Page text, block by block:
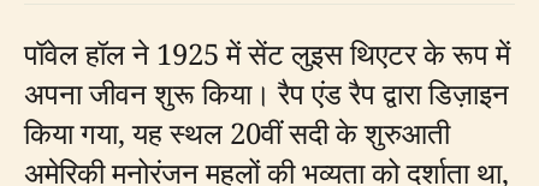
पॉवेल हॉल ने 1925 में सेंट लुइस थिएटर के रूप में
अपना जीवन शुरू किया। रैप एंड रैप द्वारा डिज़ाइन
किया गया, यह स्थल 20वीं सदी के शुरुआती
अमेरिकी मनोरंजन महलों की भव्यता को दर्शाता था,